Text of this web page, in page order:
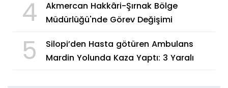
4
Akmercan Hakkâri-Şırnak Bölge
Müdürlüğü'nde Görev Değişimi
5
Silopi’den Hasta götüren Ambulans
Mardin Yolunda Kaza Yaptı: 3 Yaralı